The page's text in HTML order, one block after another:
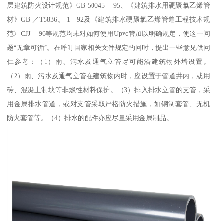
层建筑防火设计规范》GB 50045 —95、《建筑排水用硬聚氯乙烯管
材》GB ／T5836。 1—92及《建筑排水硬聚氯乙烯管道工程技术规
范》CJJ —96等规范均未对如何使用Upvc管加以明确规定，使这一问
题“无章可循”。在呼吁国家相关文件规定的同时，提出一些意见供同
仁参考：（1）雨、污水及通气立管尽可能沿建筑物外墙设置。
（2）雨、污水及通气立管在建筑物内时，应设置于管道井内，或用
砖、混凝土制块等非燃性材料保护。（3）排入排水立管的支管，采
用金属排水管道，或对支管采取严格防火措施，如钢制套管、无机
防火套管等。（4）排水的配件亦应尽量采用金属制品。